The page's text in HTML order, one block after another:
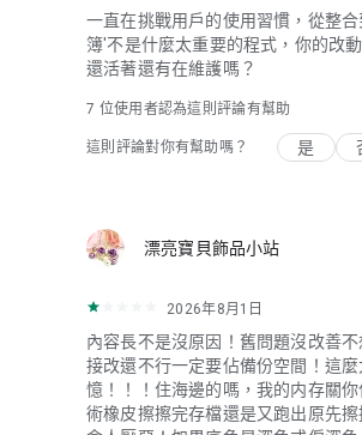
一直在挑戰用戶的使用習慣，從整
簿'不是什麼太重要的程式，你的改
還活著還有在維護嗎？
7 位使用者認為這則評論有幫助
這則評論對你有幫助嗎？ 是
漂亮寶貝飾品小站
2026年8月1日
內容長不是沒原因！舊問題沒改善
接改還不行一定要佔備份空間！這
憶！！！住海邊的嗎，我的内存關
術橡皮擦擦完存檔還是又跑出原先